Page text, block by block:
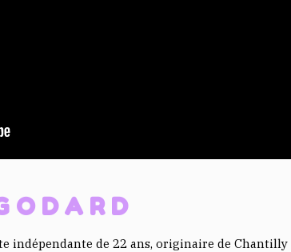
indépendante de 22 ans, originaire de